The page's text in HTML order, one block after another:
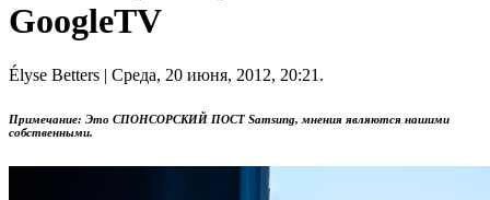
GoogleTV
Élyse Betters | Среда, 20 июня, 2012, 20:21.
Примечание: Это СПОНСОРСКИЙ ПОСТ Samsung, мнения являются нашими
собственными.